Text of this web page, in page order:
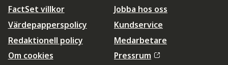
FactSet villkor
Värdepapperspolicy
Redaktionell policy
Om cookies
Jobba hos oss
Kundservice
Medarbetare
Pressrum